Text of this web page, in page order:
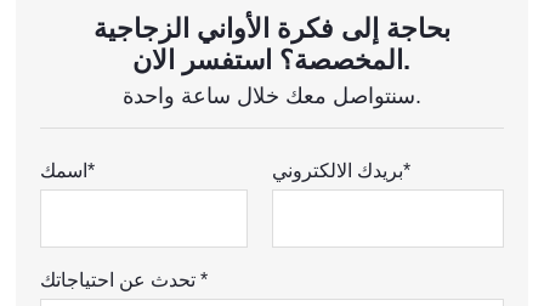
بحاجة إلى فكرة الأواني الزجاجية
المخصصة؟ استفسر الان.
سنتواصل معك خلال ساعة واحدة.
اسمك* بريدك الالكتروني*
تحدث عن احتياجاتك *